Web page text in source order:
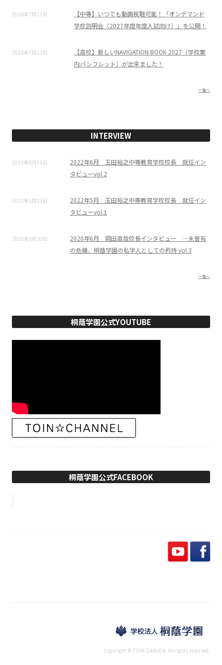
2026年7月25日
【中等】いつでも動画視聴可能！「オンデマンド
学校説明会（2027年度年度入試向け）」を公開！
2026年7月23日
【高校】新しいNAVIGATION BOOK 2027（学校案
内パンフレット）が出来ました！
一覧へ
INTERVIEW
2022年6月14日
2022年6月 玉田裕之中等教育学校校長 就任イン
タビューvol.2
2022年5月23日
2022年5月 玉田裕之中等教育学校校長 就任イン
タビューvol.1
2020年6月30日
2020年6月 岡田直哉校長インタビュー ―未曽有
の危機、桐蔭学園の私学人としての矜持 vol.3
一覧へ
桐蔭学園公式YOUTUBE
桐蔭学園公式FACEBOOK
Copyright © TOIN GAKUEN. All rights reserved.